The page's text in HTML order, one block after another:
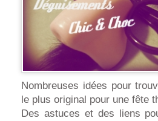
Nombreuses idées pour
le plus original pour une fête
Des astuces et des liens